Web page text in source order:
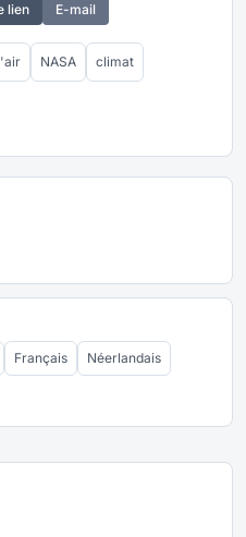
lien E-mail
NASA climat
Français Néerlandais